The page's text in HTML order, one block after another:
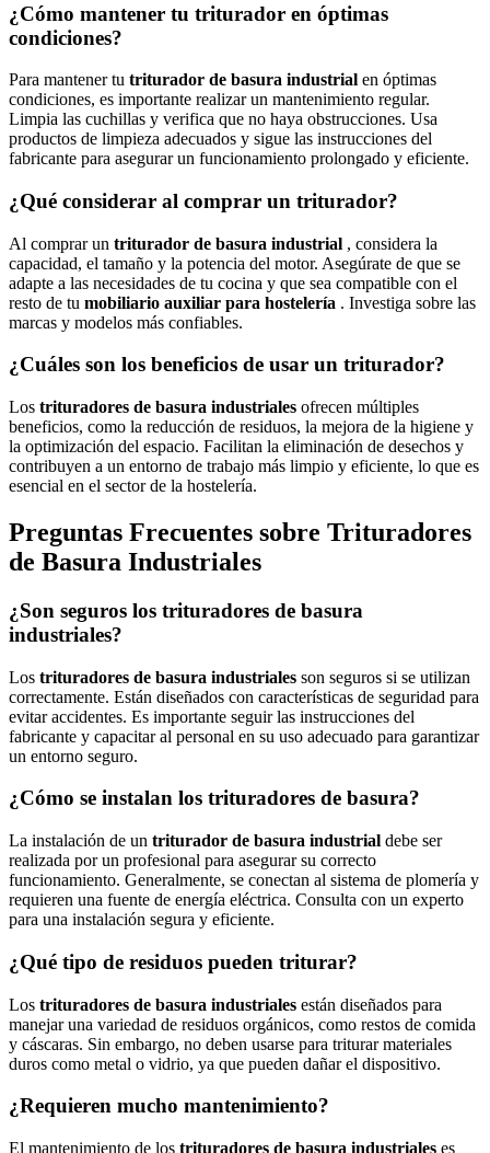
¿Cómo mantener tu triturador en óptimas
condiciones?
Para mantener tu triturador de basura industrial en óptimas
condiciones, es importante realizar un mantenimiento regular.
Limpia las cuchillas y verifica que no haya obstrucciones. Usa
productos de limpieza adecuados y sigue las instrucciones del
fabricante para asegurar un funcionamiento prolongado y eficiente.
¿Qué considerar al comprar un triturador?
Al comprar un triturador de basura industrial , considera la
capacidad, el tamaño y la potencia del motor. Asegúrate de que se
adapte a las necesidades de tu cocina y que sea compatible con el
resto de tu mobiliario auxiliar para hostelería . Investiga sobre las
marcas y modelos más confiables.
¿Cuáles son los beneficios de usar un triturador?
Los trituradores de basura industriales ofrecen múltiples
beneficios, como la reducción de residuos, la mejora de la higiene y
la optimización del espacio. Facilitan la eliminación de desechos y
contribuyen a un entorno de trabajo más limpio y eficiente, lo que es
esencial en el sector de la hostelería.
Preguntas Frecuentes sobre Trituradores
de Basura Industriales
¿Son seguros los trituradores de basura
industriales?
Los trituradores de basura industriales son seguros si se utilizan
correctamente. Están diseñados con características de seguridad para
evitar accidentes. Es importante seguir las instrucciones del
fabricante y capacitar al personal en su uso adecuado para garantizar
un entorno seguro.
¿Cómo se instalan los trituradores de basura?
La instalación de un triturador de basura industrial debe ser
realizada por un profesional para asegurar su correcto
funcionamiento. Generalmente, se conectan al sistema de plomería y
requieren una fuente de energía eléctrica. Consulta con un experto
para una instalación segura y eficiente.
¿Qué tipo de residuos pueden triturar?
Los trituradores de basura industriales están diseñados para
manejar una variedad de residuos orgánicos, como restos de comida
y cáscaras. Sin embargo, no deben usarse para triturar materiales
duros como metal o vidrio, ya que pueden dañar el dispositivo.
¿Requieren mucho mantenimiento?
El mantenimiento de los trituradores de basura industriales es